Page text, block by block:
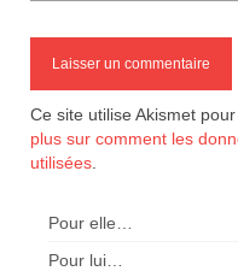
Ce site utilise Akismet
plus sur comment les
utilisées
Pour elle…
Pour lui…